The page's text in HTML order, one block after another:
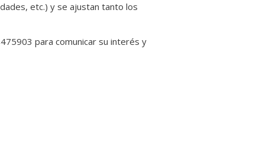
etc.) y se ajustan tanto los
para comunicar su interés y